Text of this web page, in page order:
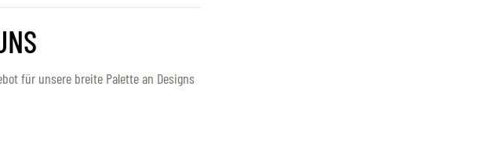
für unsere breite Palette an Designs